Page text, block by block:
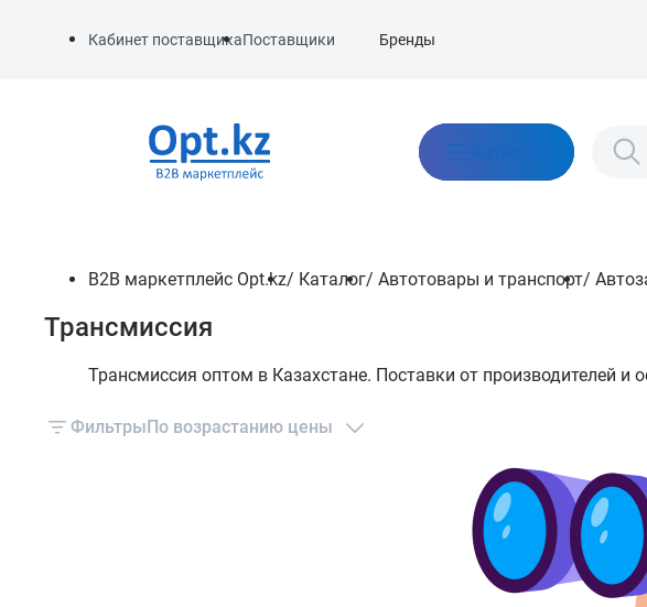
Кабинет поставщикаПоставщики Бренды
Каталог
B2B маркетплейс Opt.kz/ Каталог/ Автотовары и транспорт/
Трансмиссия
Трансмиссия оптом в Казахстане. Поставки от производителей
ФильтрыПо возрастанию цены